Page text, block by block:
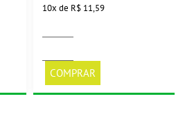
10x de R$ 11,59
COMPRAR